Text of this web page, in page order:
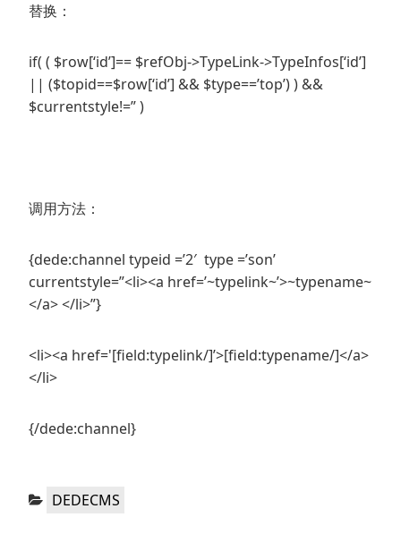
替换：
if( ( $row[‘id’]== $refObj->TypeLink->TypeInfos[‘id’]
|| ($topid==$row[‘id’] && $type==’top’) ) &&
$currentstyle!=” )
调用方法：
{dede:channel typeid =’2′ type =’son’
currentstyle=”<li><a href=’~typelink~’>~typename~
</a> </li>”}
<li><a href='[field:typelink/]’>[field:typename/]</a>
</li>
{/dede:channel}
分
DEDECMS